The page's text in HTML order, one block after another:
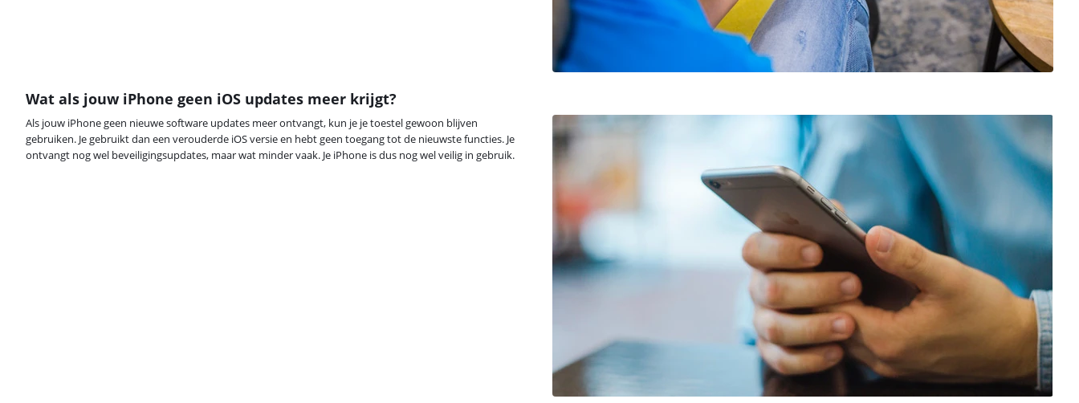
Wat als jouw iPhone geen iOS updates meer krijgt?
Als jouw iPhone geen nieuwe software updates meer ontvangt, kun je je toestel gewoon blijven
gebruiken. Je gebruikt dan een verouderde iOS versie en hebt geen toegang tot de nieuwste functies. Je
ontvangt nog wel beveiligingsupdates, maar wat minder vaak. Je iPhone is dus nog wel veilig in gebruik.